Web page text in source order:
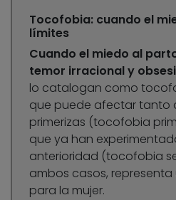
Tocofobia: cuando el
límites
Cuando el miedo al
temor irracional y
lo catalogan como
que puede afectar tanto
primerizas (tocofobia
que ya han
anterioridad (tocofobia
ambos casos,
para la mujer.